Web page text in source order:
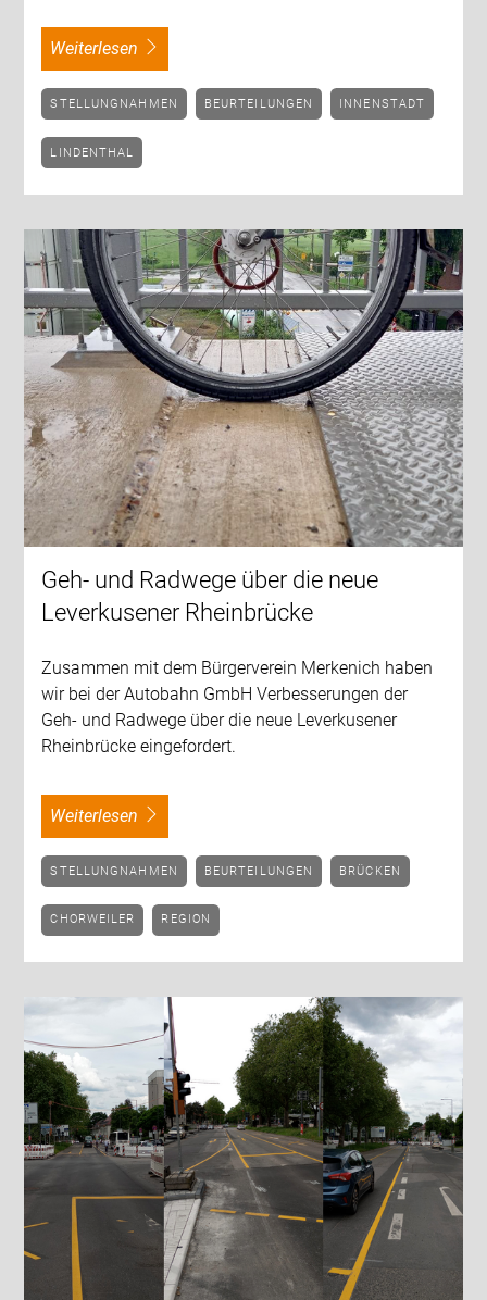
weiterlesen
STELLUNGNAHMEN BEURTEILUNGEN INNENSTADT
LINDENTHAL
Geh- und Radwege über die neue
Leverkusener Rheinbrücke
Zusammen mit dem Bürgerverein Merkenich haben
wir bei der Autobahn GmbH Verbesserungen der
Geh- und Radwege über die neue Leverkusener
Rheinbrücke eingefordert.
weiterlesen
STELLUNGNAHMEN BEURTEILUNGEN BRÜCKEN
CHORWEILER REGION